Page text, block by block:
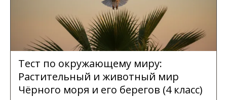
Тест по окружающему миру:
Растительный и животный мир
Чёрного моря и его берегов (4 класс)